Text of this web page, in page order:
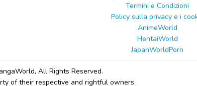
Termini e Condizioni
Policy sulla privacy e i
AnimeWorld
HentaiWorld
JapanWorldPorn
, All Rights Reserved.
of their respective and rightful owners.